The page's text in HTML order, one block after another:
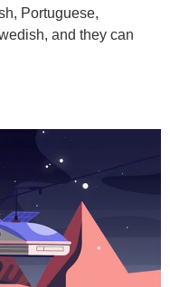
Portuguese,
and they can